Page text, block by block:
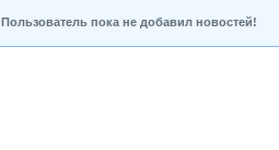
Пользователь пока не добавил новостей!